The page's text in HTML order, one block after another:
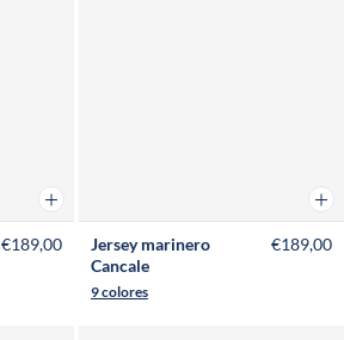
Añadir a la cesta
€189,00
Jersey marinero
Cancale
9 colores
€189,00